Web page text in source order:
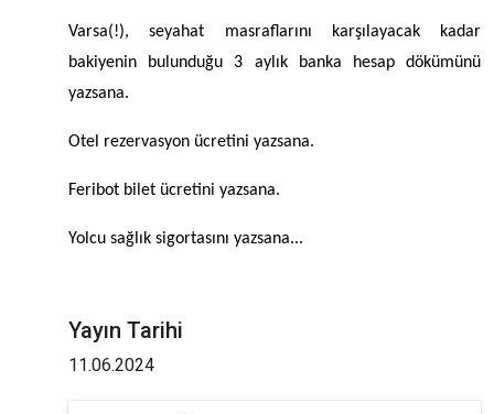
Varsa(!), seyahat masraflarını karşılayacak kadar
bakiyenin bulunduğu 3 aylık banka hesap dökümünü
yazsana.
Otel rezervasyon ücretini yazsana.
Feribot bilet ücretini yazsana.
Yolcu sağlık sigortasını yazsana...
Yayın Tarihi
11.06.2024